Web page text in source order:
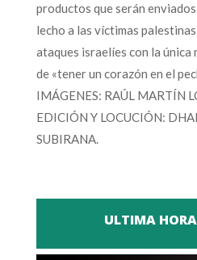
productos que serán
lecho a las víctimas
ataques israelíes con la
de «tener un corazón en el
IMÁGENES: RAÚL MARTÍN
EDICIÓN Y LOCUCIÓN:
SUBIRANA.
ULTIMA